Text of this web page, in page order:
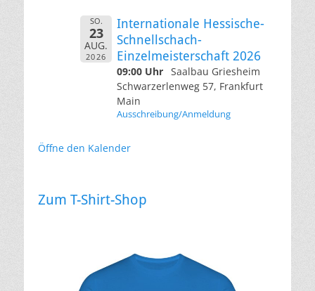
SO.
23
AUG.
2026
Internationale Hessische-
Schnellschach-
Einzelmeisterschaft 2026
09:00 Uhr Saalbau Griesheim
Schwarzerlenweg 57, Frankfurt
Main
Ausschreibung/Anmeldung
Öffne den Kalender
Zum T-Shirt-Shop